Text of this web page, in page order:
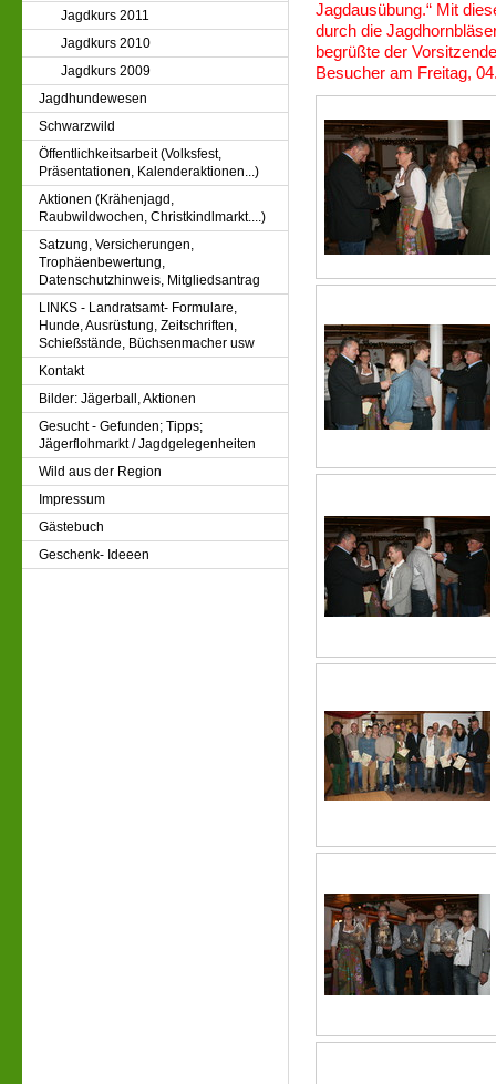
Jagdkurs 2011
Jagdkurs 2010
Jagdkurs 2009
Jagdhundewesen
Schwarzwild
Öffentlichkeitsarbeit (Volksfest,
Präsentationen, Kalenderaktionen...)
Aktionen (Krähenjagd,
Raubwildwochen, Christkindlmarkt....)
Satzung, Versicherungen,
Trophäenbewertung,
Datenschutzhinweis, Mitgliedsantrag
LINKS - Landratsamt- Formulare,
Hunde, Ausrüstung, Zeitschriften,
Schießstände, Büchsenmacher usw
Kontakt
Bilder: Jägerball, Aktionen
Gesucht - Gefunden; Tipps;
Jägerflohmarkt / Jagdgelegenheiten
Wild aus der Region
Impressum
Gästebuch
Geschenk- Ideeen
Jagdausübung.“ Mit
durch die
begrüßte der
Besucher am Freitag,